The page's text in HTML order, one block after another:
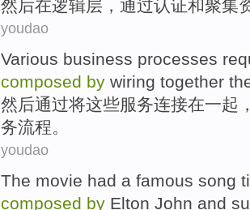
然后在逻辑层 ， 通过认证和聚集
youdao
Various business processes
composed by wiring together
然后通过将这些服务连接在一起
务流程。
youdao
The movie had a famous song
composed by Elton John and